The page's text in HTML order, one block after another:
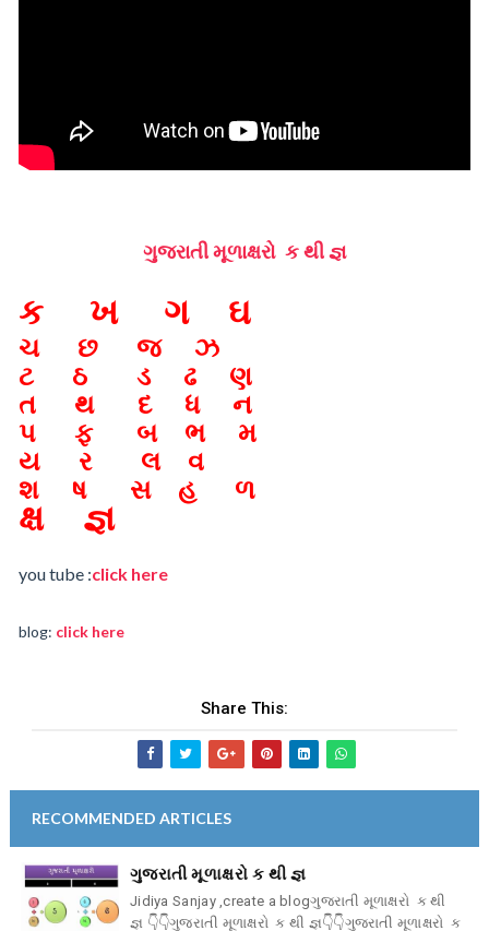
ગુજરાતી મૂળાક્ષરો ક થી જ્ઞ
ક ખ ગ ઘ
ચ છ જ ઝ
ટ ઠ ડ ઢ ણ
ત થ દ ધ ન
પ ફ બ ભ મ
ય ર લ વ
શ ષ સ હ ળ
ક્ષ જ્ઞ
you tube :click here
blog: click here
Share This:
RECOMMENDED ARTICLES
ગુજરાતી મૂળાક્ષરો ક થી જ્ઞ
Jidiya Sanjay ,create a blogગુજરાતી મૂળાક્ષરો ક થી
જ્ઞ 👇👇ગુજરાતી મૂળાક્ષરો ક થી જ્ઞ👇👇ગુજરાતી મૂળાક્ષરો ક